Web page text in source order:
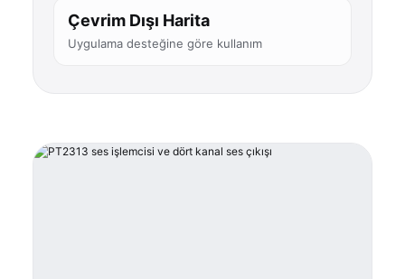
Çevrim Dışı Harita
Uygulama desteğine göre kullanım